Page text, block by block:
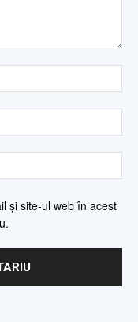
și site-ul web în acest